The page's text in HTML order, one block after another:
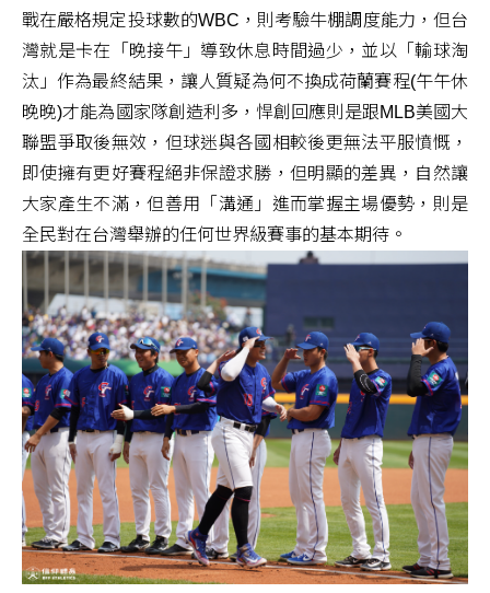
戰在嚴格規定投球數的WBC，則考驗牛棚調度能力，但台
灣就是卡在「晚接午」導致休息時間過少，並以「輸球淘
汰」作為最終結果，讓人質疑為何不換成荷蘭賽程(午午休
晚晚)才能為國家隊創造利多，悍創回應則是跟MLB美國大
聯盟爭取後無效，但球迷與各國相較後更無法平服憤慨，
即使擁有更好賽程絕非保證求勝，但明顯的差異，自然讓
大家產生不滿，但善用「溝通」進而掌握主場優勢，則是
全民對在台灣舉辦的任何世界級賽事的基本期待。